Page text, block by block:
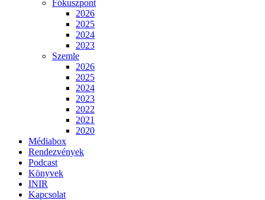
Fókuszpont
2026
2025
2024
2023
Szemle
2026
2025
2024
2023
2022
2021
2020
Médiabox
Rendezvények
Podcast
Könyvek
INIR
Kapcsolat